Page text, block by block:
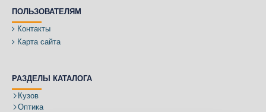
ПОЛЬЗОВАТЕЛЯМ
Контакты
Карта сайта
РАЗДЕЛЫ КАТАЛОГА
Кузов
Оптика